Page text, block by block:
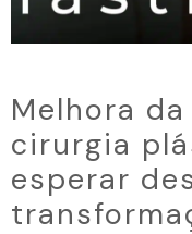
Melhora
cirurgia
esperar